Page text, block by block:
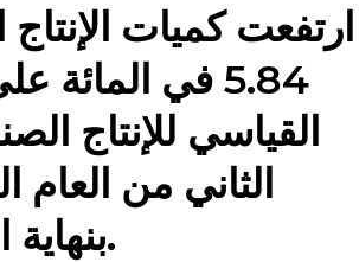
ارتفعت كميات
5.84 في
بنهاية الربع الثاني من العام الماضي.